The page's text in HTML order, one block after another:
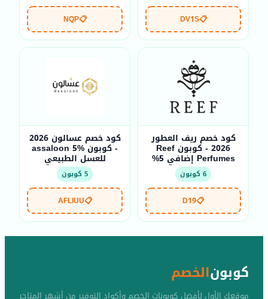
📋
DV1S
📋
NQP
كود خصم ريف العطور
2026 - كوبون Reef
Perfumes إضافي 5%
6 كوبون
📋
D19
كود خصم عسالون 2026
- كوبون assaloon 5%
للعسل الطبيعي
5 كوبون
📋
AFLIUU
كوبونالخصم
موقعك الأول لأفضل كوبونات الخصم وأكواد التوفير من أشهر المتاجر